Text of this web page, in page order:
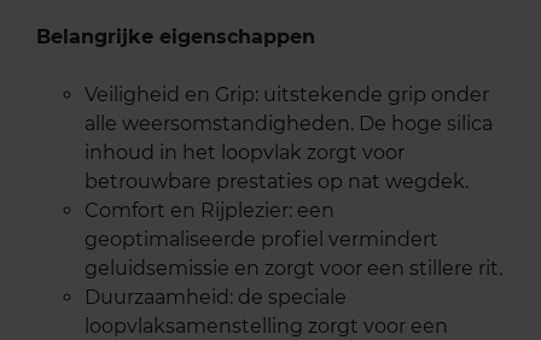
Belangrijke eigenschappen
Veiligheid en Grip: uitstekende grip onder
alle weersomstandigheden. De hoge silica
inhoud in het loopvlak zorgt voor
betrouwbare prestaties op nat wegdek.
Comfort en Rijplezier: een
geoptimaliseerde profiel vermindert
geluidsemissie en zorgt voor een stillere rit.
Duurzaamheid: de speciale
loopvlaksamenstelling zorgt voor een